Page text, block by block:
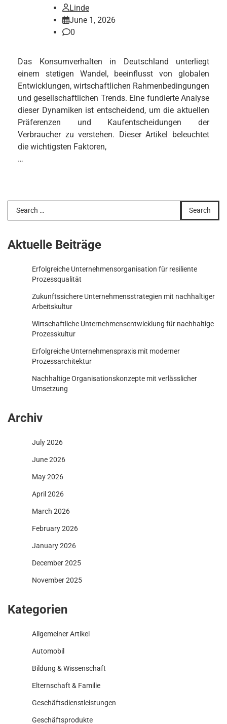
Linde
June 1, 2026
0
Das Konsumverhalten in Deutschland unterliegt
einem stetigen Wandel, beeinflusst von globalen
Entwicklungen, wirtschaftlichen Rahmenbedingungen
und gesellschaftlichen Trends. Eine fundierte Analyse
dieser Dynamiken ist entscheidend, um die aktuellen
Präferenzen und Kaufentscheidungen der
Verbraucher zu verstehen. Dieser Artikel beleuchtet
die wichtigsten Faktoren,
…
Search
for:
Aktuelle Beiträge
Erfolgreiche Unternehmensorganisation für resiliente
Prozessqualität
Zukunftssichere Unternehmensstrategien mit nachhaltiger
Arbeitskultur
Wirtschaftliche Unternehmensentwicklung für nachhaltige
Prozesskultur
Erfolgreiche Unternehmenspraxis mit moderner
Prozessarchitektur
Nachhaltige Organisationskonzepte mit verlässlicher
Umsetzung
Archiv
July 2026
June 2026
May 2026
April 2026
March 2026
February 2026
January 2026
December 2025
November 2025
Kategorien
Allgemeiner Artikel
Automobil
Bildung & Wissenschaft
Elternschaft & Familie
Geschäftsdienstleistungen
Geschäftsprodukte